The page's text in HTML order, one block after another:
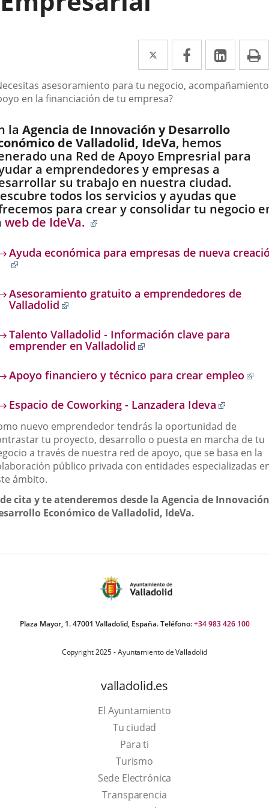
Twitter
Enlace
a
una
externa.
Facebook
Enlace
a
una
externa.
Enlace
a
una
asesoramiento para tu negocio,
en la financiación de tu empresa?
la Agencia de Innovación y Desarrollo
de Valladolid, IdeVa, hemos
una Red de Apoyo Empresrial para
a emprendedores y empresas a
su trabajo en nuestra ciudad.
todos los servicios y ayudas que
para crear y consolidar tu negocio
web de IdeVa.
Enlace
una
aplicación
Ayuda económica para empresas de nueva
Enlace
aplicación
externa.
Asesoramiento gratuito a emprendedores de
Valladolid Enlace
una
aplicación
externa.
Talento Valladolid - Información clave para
emprender en Valladolid
aplicación
Apoyo financiero y técnico para crear empleo
Espacio de Coworking - Lanzadera Ideva
una
externa.
nuevo emprendedor tendrás la oportunidad de
tu proyecto, desarrollo o puesta en marcha de tu
a través de nuestra red de apoyo, que se basa en la
público privada con entidades especializadas
ámbito.
cita y te atenderemos desde la Agencia de
Económico de Valladolid, IdeVa.
Plaza Mayor, 1. 47001 Valladolid, España. Teléfono:+34 983 426 100
Copyright 2025 - Ayuntamiento de Valladolid
valladolid.es
El Ayuntamiento
Tu ciudad
Para ti
TurismoThis
link
will
Sede Electrónica
Transparencia